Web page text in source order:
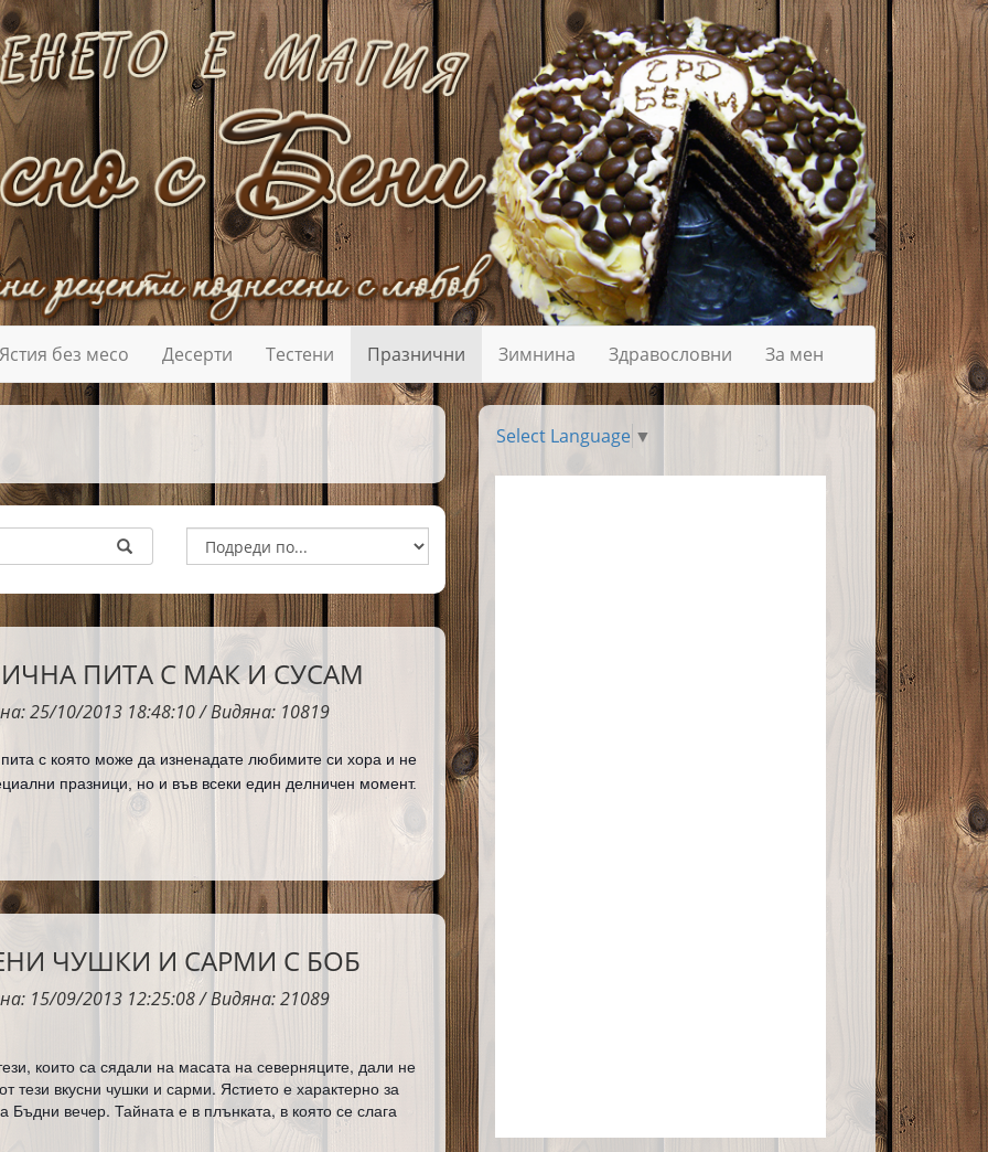
Ястия без месо Десерти Тестени Празнични Зимнина Здравословни За мен
ПИТА С МАК И СУСАМ
25/10/2013 18:48:10 / Видяна: 10819
с която може да изненадате любимите си хора и не
празници, но и във всеки един делничен момент.
ЧУШКИ И САРМИ С БОБ
15/09/2013 12:25:08 / Видяна: 21089
които са сядали на масата на северняците, дали не
тези вкусни чушки и сарми. Ястието е характерно за
Бъдни вечер. Тайната е в плънката, в която се слага
добавка на праз, подправката "сминдух" и
Select Language ▼